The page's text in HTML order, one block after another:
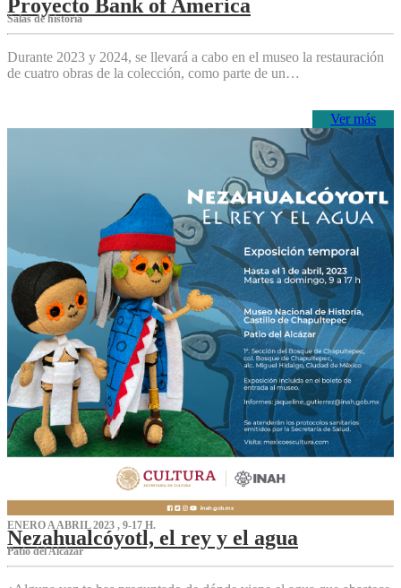
Proyecto Bank of America
S‌alas de historia
Durante 2023 y 2024, se llevará a cabo en el museo la restauración
de cuatro obras de la colección, como parte de un…
Ver más
ENERO A ABRIL 2023 , 9-17 H.
Nezahualcóyotl, el rey y el agua
Patio del Alcázar